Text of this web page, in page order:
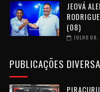
JEOVÁ
(08)
JULHO
PUBLICAÇÕES